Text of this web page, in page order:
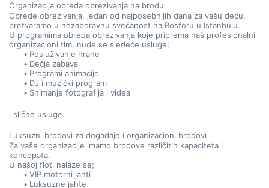
Organizacija obreda obrezivanja na brodu
Obrede obrezivanja, jedan od najposebnijih dana za vašu decu,
pretvaramo u nezaboravnu svečanost na Bosforu u Istanbulu.
U programima obreda obrezivanja koje priprema naš profesionalni
organizacioni tim, nude se sledeće usluge;
Posluživanje hrane
Dečja zabava
Programi animacije
DJ i muzički program
Snimanje fotografija i videa
i slične usluge.
Luksuzni brodovi za događaje i organizacioni brodovi
Za vaše organizacije imamo brodove različitih kapaciteta i
koncepata.
U našoj floti nalaze se;
VIP motorni jahti
Luksuzne jahte